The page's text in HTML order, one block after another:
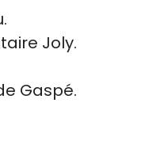
Joly.
Gaspé.